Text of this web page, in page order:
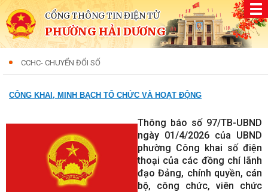
CỔNG THÔNG TIN ĐIỆN TỬ
PHƯỜNG HẢI DƯƠNG
CCHC- CHUYỂN ĐỔI SỐ
CÔNG KHAI, MINH BẠCH TỔ CHỨC VÀ HOẠT ĐỘNG
Thông báo số 97/TB-UBND
ngày 01/4/2026 của UBND
phường Công khai số điện
thoại của các đồng chí lãnh
đạo Đảng, chính quyền, cán
bộ, công chức, viên chức